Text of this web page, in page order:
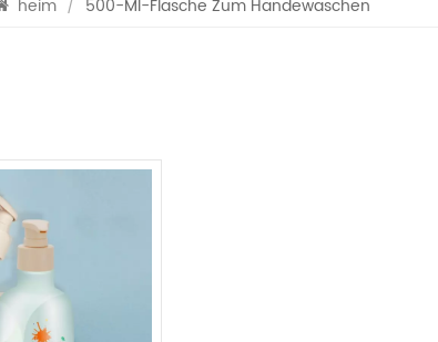
heim / 500-Ml-Flasche Zum Händewaschen